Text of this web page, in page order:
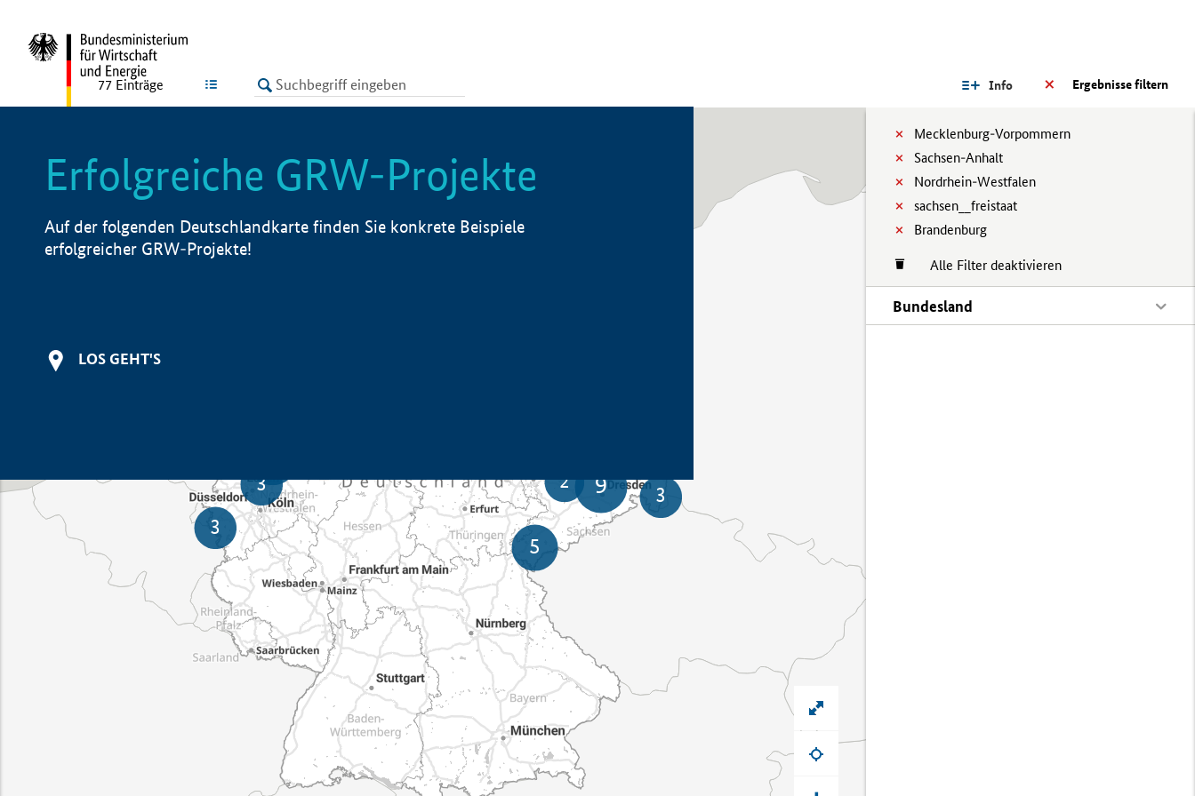
LISTE Ergebnisse filtern
Info
Mecklenburg-Vorpommern
Sachsen-Anhalt
Nordrhein-Westfalen
sachsen__freistaat
Brandenburg
Alle Filter deaktivieren
Bundesland
77 Einträge
Erfolgreiche GRW-Projekte
Auf der folgenden Deutschlandkarte finden Sie konkrete Beispiele
erfolgreicher GRW-Projekte!
LOS GEHT'S